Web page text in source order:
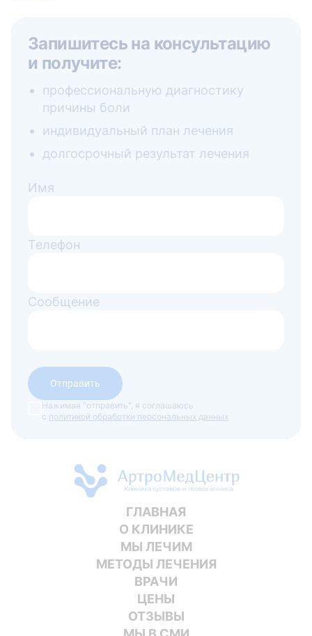
Запишитесь на консультацию
и получите:
профессиональную диагностику
причины боли
индивидуальный план лечения
долгосрочный результат лечения
Имя
Телефон
Сообщение
Отправить
Нажимая "отправить", я соглашаюсь
с политикой обработки персональных данных
ГЛАВНАЯ
О КЛИНИКЕ
МЫ ЛЕЧИМ
МЕТОДЫ ЛЕЧЕНИЯ
ВРАЧИ
ЦЕНЫ
ОТЗЫВЫ